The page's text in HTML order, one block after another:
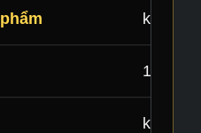
khoảng
khoảng